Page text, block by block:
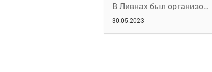
В Ливнах был организован круглый стол для женщин
30.05.2023